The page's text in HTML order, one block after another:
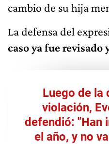
cambio de su hija
La defensa del
caso ya fue revisado
Luego de la
violación,
defendió: "Han
el año, y no